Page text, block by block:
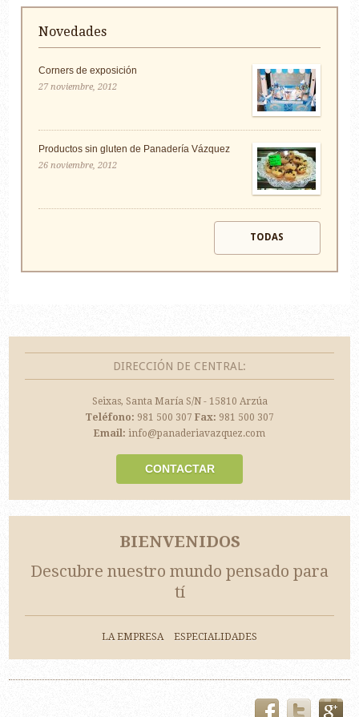
Novedades
Corners de exposición
27 noviembre, 2012
Productos sin gluten de Panadería Vázquez
26 noviembre, 2012
TODAS
DIRECCIÓN DE CENTRAL:
Seixas, Santa María S/N - 15810 Arzúa
Teléfono: 981 500 307 Fax: 981 500 307
Email: info@panaderiavazquez.com
CONTACTAR
BIENVENIDOS
Descubre nuestro mundo pensado para
tí
LA EMPRESA ESPECIALIDADES